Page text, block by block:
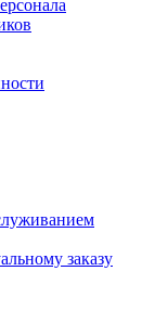
заказу